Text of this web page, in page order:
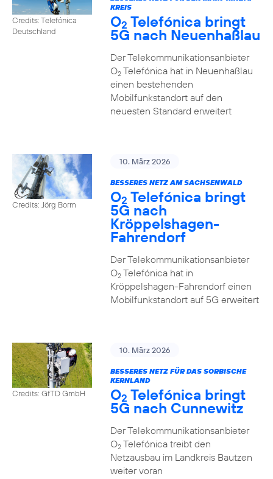
Credits: Telefónica
Deutschland
KREIS
O2 Telefónica bringt
5G nach Neuenhaßlau
Der Telekommunikationsanbieter
O2Telefónica hat in Neuenhaßlau
einen bestehenden
Mobilfunkstandort auf den
neuesten Standard erweitert
Credits: Jörg Borm
10. März 2026
BESSERES NETZ AM SACHSENWALD
O2 Telefónica bringt
5G nach
Kröppelshagen-
Fahrendorf
Der Telekommunikationsanbieter
O2Telefónica hat in
Kröppelshagen-Fahrendorf einen
Mobilfunkstandort auf 5G erweitert
Credits: GfTD GmbH
10. März 2026
BESSERES NETZ FÜR DAS SORBISCHE
KERNLAND
O2 Telefónica bringt
5G nach Cunnewitz
Der Telekommunikationsanbieter
O2Telefónica treibt den
Netzausbau im Landkreis Bautzen
weiter voran